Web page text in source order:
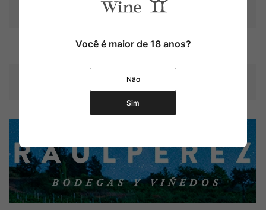
defumadas, tostadas, florais e
toques minerais.
Contéudo 750 ml
Você é maior de 18 anos?
Não
Sim